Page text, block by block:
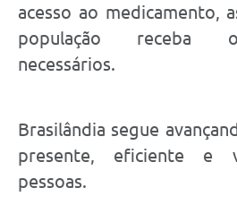
acesso ao medicamento,
população receba
necessários.
Brasilândia segue
presente, eficiente e
pessoas.